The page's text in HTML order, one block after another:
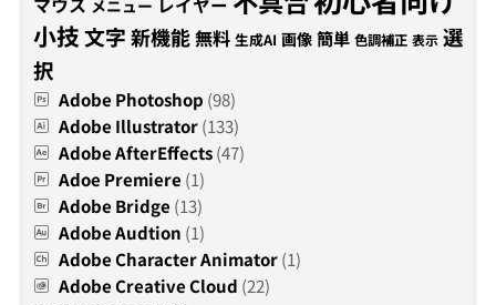
メニュー
小技文字新機能無料 生成AI 画像 簡単 色調補正 表示 選
択
Adobe Photoshop (98)
Adobe Illustrator(133)
Adobe AfterEffects(47)
Adoe Premiere (1)
Adobe Bridge (13)
Adobe Audtion (1)
Adobe Character Animator(1)
Adobe Creative Cloud (22)